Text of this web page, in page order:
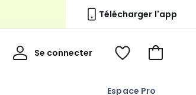
Télécharger l'app
Espace Pro
Se connecter
Mon
Voir
Aller